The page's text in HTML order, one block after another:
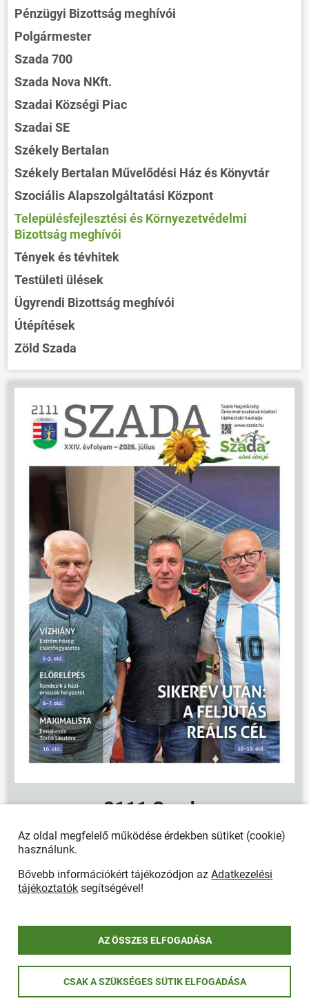
Pénzügyi Bizottság meghívói
Polgármester
Szada 700
Szada Nova NKft.
Szadai Községi Piac
Szadai SE
Székely Bertalan
Székely Bertalan Művelődési Ház és Könyvtár
Szociális Alapszolgáltatási Központ
Településfejlesztési és Környezetvédelmi
Bizottság meghívói
Tények és tévhitek
Testületi ülések
Ügyrendi Bizottság meghívói
Útépítések
Zöld Szada
2111 Szada
Legfrissebb bejegyzések
Az oldal megfelelő működése érdekben sütiket (cookie)
használunk.
Bővebb információkért tájékozódjon azAdatkezelési
tájékoztatók segítségével!
AZ ÖSSZES ELFOGADÁSA
CSAK A SZÜKSÉGES SÜTIK ELFOGADÁSA